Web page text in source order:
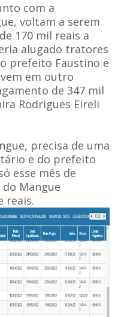
com a
voltam a serem
170 mil reais a
alugado tratores
prefeito Faustino e
em outro
de 347 mil
Rodrigues Eireli
precisa de uma
e do prefeito
esse mês de
Mangue
reais.